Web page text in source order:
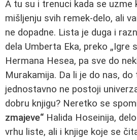
A tu su i trenuci kada se uzme
mišljenju svih remek-delo, ali
ne dopadne. Lista je duga i
dela Umberta Eka, preko „Igre
Hermana Hesea, pa sve do
Murakamija. Da li je do nas,
jednostavno ne postoji
dobru knjigu? Neretko se
zmajeve“ Halida Hoseinija,
vrhu liste, ali i knjige koje se